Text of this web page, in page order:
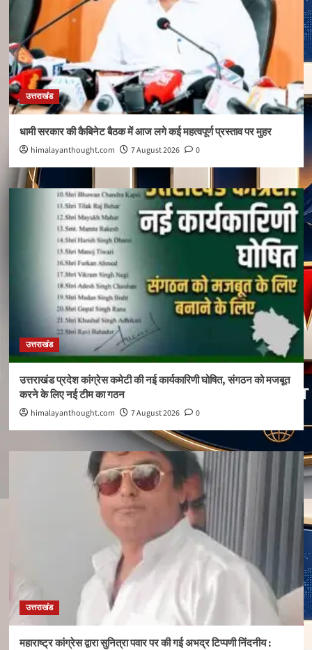
उत्तराखंड
धामी सरकार की कैबिनेट बैठक में आज लगे कई महत्वपूर्ण प्रस्ताव पर मुहर
himalayanthought.com 7 August 2026 0
उत्तराखंड
उत्तराखंड प्रदेश कांग्रेस कमेटी की नई कार्यकारिणी घोषित, संगठन को मजबूत
करने के लिए नई टीम का गठन
himalayanthought.com 7 August 2026 0
उत्तराखंड
महाराष्ट्र कांग्रेस द्वारा सुनित्रा पवार पर की गई अभद्र टिप्पणी निंदनीय :